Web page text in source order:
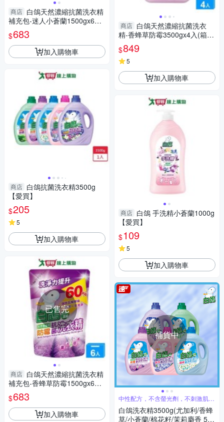
商店 白鴿天然濃縮抗菌洗衣精
補充包-迷人小蒼蘭1500gx6入
(箱)【愛買】
$683
加入購物車
商店 白鴿抗菌洗衣精3500g
【愛買】
$205
5
加入購物車
已售完
商店 白鴿天然濃縮抗菌洗衣精
補充包-香蜂草防霉1500gx6入
(箱)【愛買】
$683
加入購物車
商店 白鴿天然濃縮抗菌洗衣
精-香蜂草防霉3500gx4入(箱)
【愛買】
$849
5
加入購物車
商店 白鴿 手洗精小蒼蘭1000g
【愛買】
$109
5
加入購物車
補貨中
中性配方，不含螢光劑，不刺激肌膚
好安心
白鴿洗衣精3500g(尤加利/香蜂
草/小蒼蘭/棉花籽/茉莉麝香 5款